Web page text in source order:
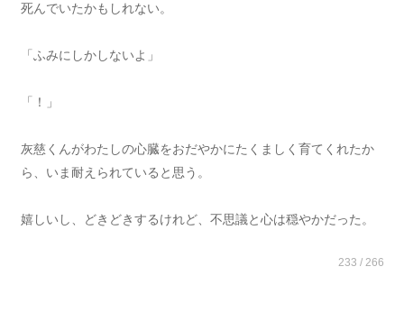
死んでいたかもしれない。
「ふみにしかしないよ」
「！」
灰慈くんがわたしの心臓をおだやかにたくましく育てくれたか
ら、いま耐えられていると思う。
嬉しいし、どきどきするけれど、不思議と心は穏やかだった。
233 / 266